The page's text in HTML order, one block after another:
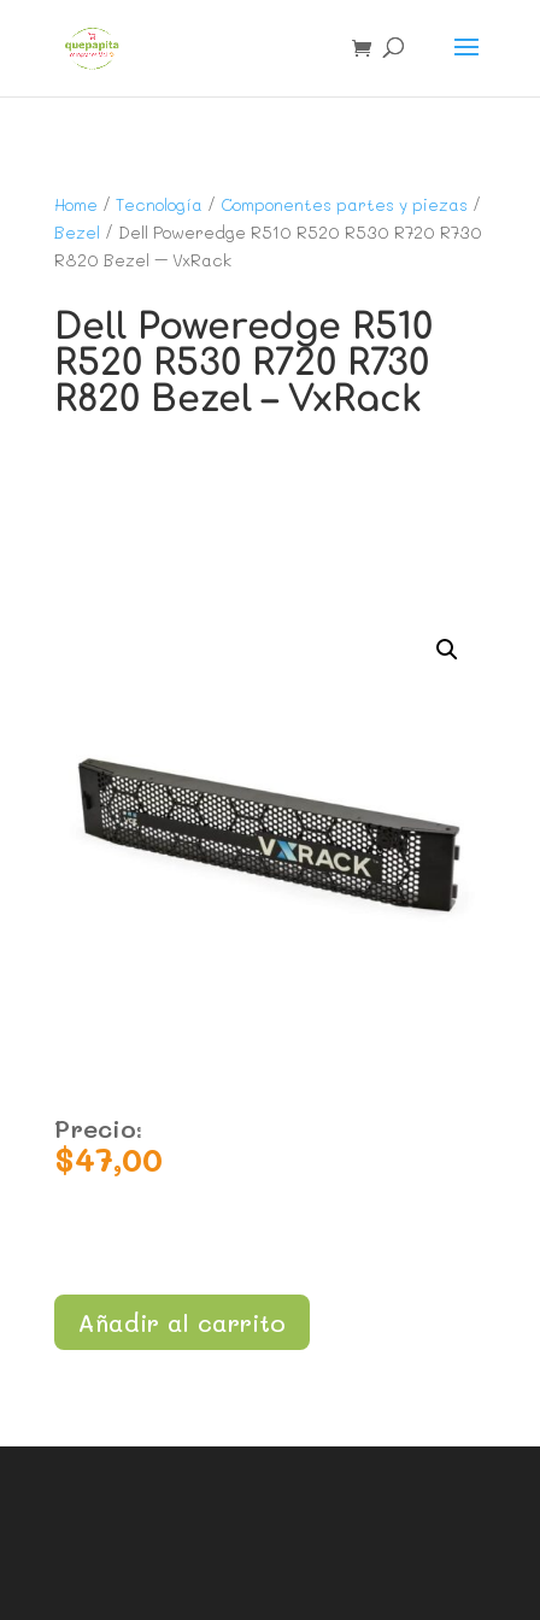
Home / Tecnología / Componentes partes y piezas /
Bezel / Dell Poweredge R510 R520 R530 R720 R730
R820 Bezel – VxRack
Dell Poweredge R510
R520 R530 R720 R730
R820 Bezel – VxRack
Precio:
$47,00
Añadir al carrito